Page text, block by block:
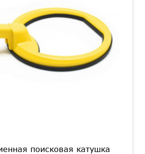
поисковая катушка